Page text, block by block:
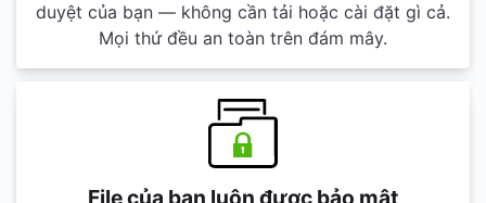
duyệt của bạn — không cần tải hoặc cài đặt gì cả.
Mọi thứ đều an toàn trên đám mây.
File của bạn luôn được bảo mật